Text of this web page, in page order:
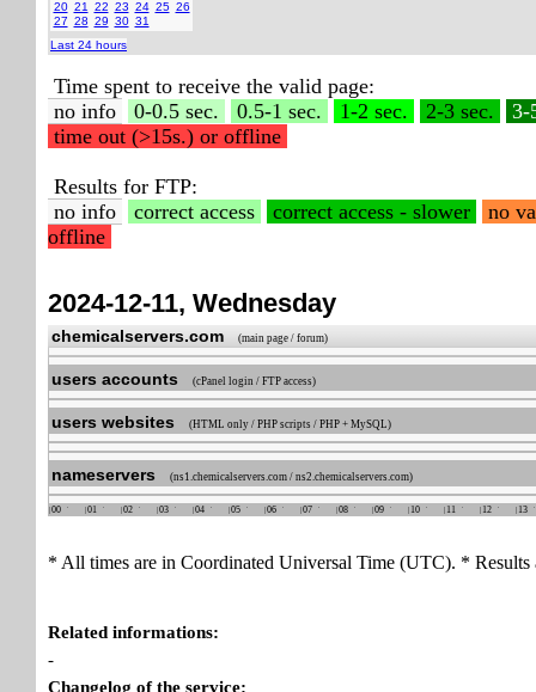
20 21 22 23 24 25 26
27 28 29 30 31
Last 24 hours
Time spent to receive the valid page:
no info
0-0.5 sec. 0.5-1 sec. 1-2 sec. 2-3 sec.
3-
time out (>15s.) or offline
Results for FTP:
no info
correct access correct access - slower
no
offline
2024-12-11, Wednesday
chemicalservers.com (main page / forum)
users accounts (cPanel login / FTP access)
users websites (HTML only / PHP scripts / PHP + MySQL)
nameservers (ns1.chemicalservers.com / ns2.chemicalservers.com)
00 01 02 03 04 05 06 07 08 09 10 11 12 13
* All times are in Coordinated Universal Time (UTC). * Results
Related informations:
-
Changelog of the service: